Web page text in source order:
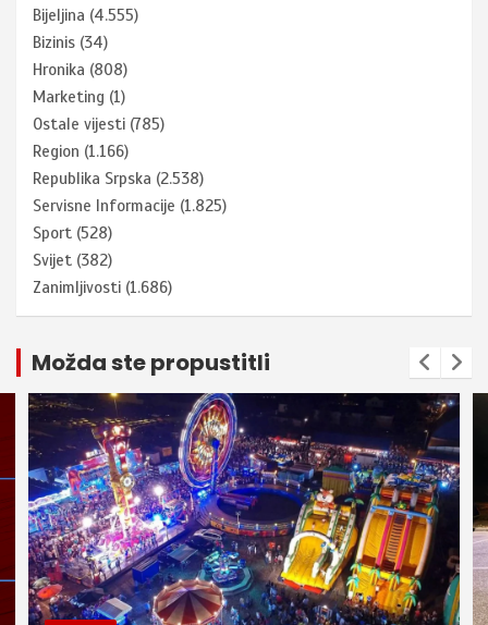
Bijeljina (4.555)
Bizinis (34)
Hronika (808)
Marketing (1)
Ostale vijesti (785)
Region (1.166)
Republika Srpska (2.538)
Servisne Informacije (1.825)
Sport (528)
Svijet (382)
Zanimljivosti (1.686)
Možda ste propustitli